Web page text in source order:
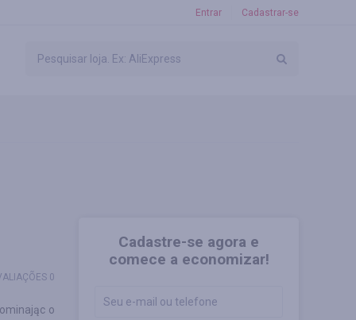
Entrar Cadastrar-se
Cadastre-se agora e
comece a economizar!
0
o